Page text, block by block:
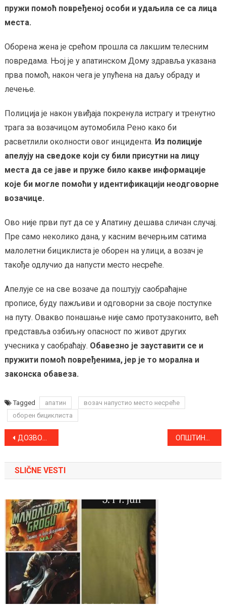
пружи помоћ повређеној особи и удаљила се са лица
места.
Оборена жена је срећом прошла са лакшим телесним
повредама. Њој је у апатинском Дому здравља указана
прва помоћ, након чега је упућена на даљу обраду и
лечење.
Полиција је након увиђаја покренула истрагу и тренутно
трага за возачицом аутомобила Рено како би
расветлили околности овог инцидента. Из полиције
апелују на сведоке који су били присутни на лицу
места да се јаве и пруже било какве информације
које би могле помоћи у идентификацији неодговорне
возачице.
Ово није први пут да се у Апатину дешава сличан случај.
Пре само неколико дана, у касним вечерњим сатима
малолетни бициклиста је оборен на улици, а возач је
такође одлучио да напусти место несреће.
Апелује се на све возаче да поштују саобраћајне
прописе, буду пажљиви и одговорни за своје поступке
на путу. Овакво понашање није само протузаконито, већ
представља озбиљну опасност по живот других
учесника у саобраћају. Обавезно је зауставити се и
пружити помоћ повређенима, јер је то морална и
законска обавеза.
Tagged апатин
возач напустио место несреће
оборен бициклиста
Kretanje
članka
ДОЗВОЉЕНЕ ПОСЕТЕ ПАЦИЈЕНТИМА У СОМБОРСКОЈ БОЛНИЦИ, ИЗУЗЕВ ОНИХ КОЈИ СЕ ЛЕЧЕ ОД КОВИДА ОПШТИНА АПАТИН ПОМОГЛА ОСНИВАЊЕ БИБЛИОТЕКЕ У ОШТРОЈ ЛУКИ
SLIČNE VESTI